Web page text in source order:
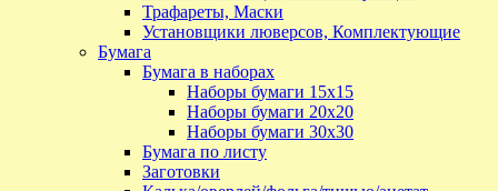
Трафареты, Маски
Установщики люверсов, Комплектующие
Бумага
Бумага в наборах
Наборы бумаги 15х15
Наборы бумаги 20х20
Наборы бумаги 30х30
Бумага по листу
Заготовки